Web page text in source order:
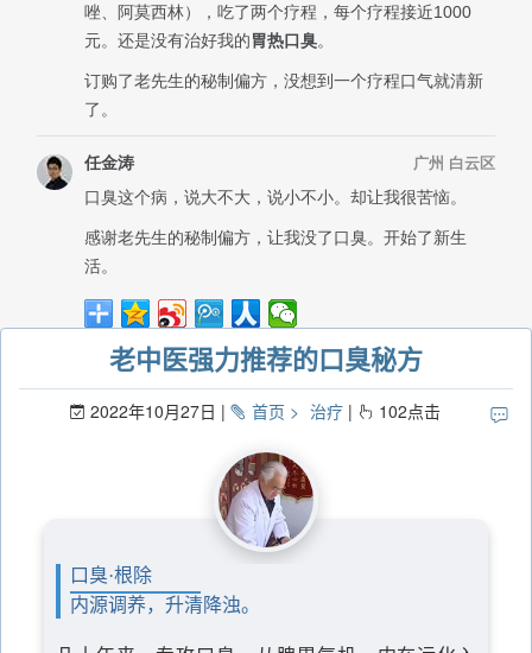
老中医强力推荐的口臭秘方
2022年10月27日 首页 治疗 102点击
口臭·根除
内源调养，升清降浊。